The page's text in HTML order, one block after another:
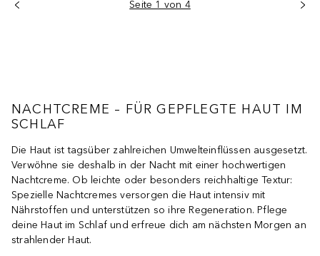
Seite 1 von 4
NACHTCREME – FÜR GEPFLEGTE HAUT IM
SCHLAF
Die Haut ist tagsüber zahlreichen Umwelteinflüssen ausgesetzt.
Verwöhne sie deshalb in der Nacht mit einer hochwertigen
Nachtcreme. Ob leichte oder besonders reichhaltige Textur:
Spezielle Nachtcremes versorgen die Haut intensiv mit
Nährstoffen und unterstützen so ihre Regeneration. Pflege
deine Haut im Schlaf und erfreue dich am nächsten Morgen an
strahlender Haut.